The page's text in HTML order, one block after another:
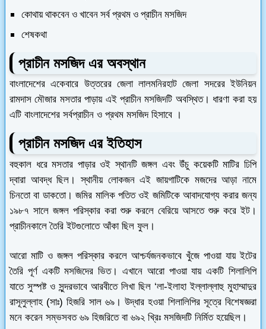
কোথায় থাকবেন ও খাবেন সর্ব প্রথম ও প্রাচীন মসজিদ
শেষকথা
প্রাচীন মসজিদ এর অবস্থান
বাংলাদেশের একেবারে উত্তরের জেলা লালমনিরহাট জেলা সদরের ইউনিয়ন
রামদাস মৌজার মসতার পাড়ায় এই প্রাচীন মসজিদটি অবস্থিত। ধারণা করা হয়
এটি বাংলাদেশের সর্বপ্রাচীন ও প্রথম মসজিদ হিসাবে ।
প্রাচীন মসজিদ এর ইতিহাস
বহুকাল ধরে মসতার পাড়ার ওই স্থানটি জঙ্গল এবং উঁচু কয়েকটি মাটির ঢিপি
দ্বারা আবদ্ধ ছিল। স্থানীয় লোকজন এই জায়গাটিকে মজদের আড়া নামে
চিনতো বা ডাকতো। জমির মালিক পতিত ওই জমিটিকে আবাদযোগ্য করার জন্য
১৯৮৭ সালে জঙ্গল পরিস্কার করা শুরু করলে বেরিয়ে আসতে শুরু করে ইট।
প্রাচীনকালে তৈরি ইটগুলোতে আঁকা ছিল ফুল।
আরো মাটি ও জঙ্গল পরিস্কার করলে আশ্চর্যজনকভাবে খুঁজে পাওয়া যায় ইটের
তৈরি পূর্ণ একটি মসজিদের ভিত। এখানে আরো পাওয়া যায় একটি শিলালিপি
যাতে সুস্পষ্ট ও সুন্দরভাবে আরবীতে লিখা ছিল ‘লা-ইলাহা ইল্লাল্লাহু মুহাম্মাদুর
রাসূলুল্লাহ (সাঃ) হিজরি সাল ৬৯। উদ্ধার হওয়া শিলালিপির সূত্রে বিশেষজ্ঞরা
মনে করেন সম্ভসবত ৬৯ হিজরিতে বা ৬৯২ খ্রিঃ মসজিদটি নির্মিত হয়েছিল।